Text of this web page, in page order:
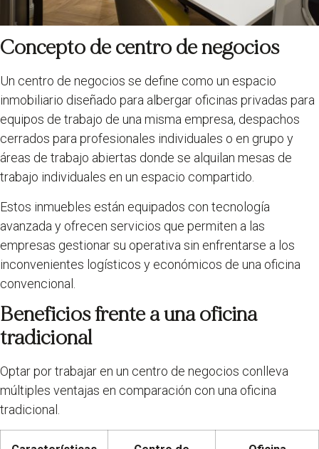
Concepto de centro de negocios
Un centro de negocios se define como un espacio
inmobiliario diseñado para albergar oficinas privadas para
equipos de trabajo de una misma empresa, despachos
cerrados para profesionales individuales o en grupo y
áreas de trabajo abiertas donde se alquilan mesas de
trabajo individuales en un espacio compartido.
Estos inmuebles están equipados con tecnología
avanzada y ofrecen servicios que permiten a las
empresas gestionar su operativa sin enfrentarse a los
inconvenientes logísticos y económicos de una oficina
convencional.
Beneficios frente a una oficina
tradicional
Optar por trabajar en un centro de negocios conlleva
múltiples ventajas en comparación con una oficina
tradicional.